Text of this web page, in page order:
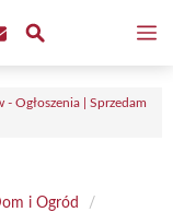
- Ogłoszenia | Sprzedam
i Ogród
/